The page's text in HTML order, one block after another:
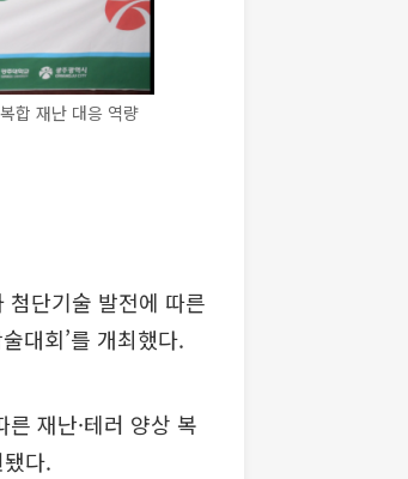
합 재난 대응 역량
단기술 발전에 따른
대회’를 개최했다.
재난·테러 양상 복
다.